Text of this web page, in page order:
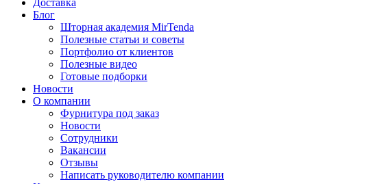
Доставка
Блог
Шторная академия MirTenda
Полезные статьи и советы
Портфолио от клиентов
Полезные видео
Готовые подборки
Новости
О компании
Фурнитура под заказ
Новости
Сотрудники
Вакансии
Отзывы
Написать руководителю компании